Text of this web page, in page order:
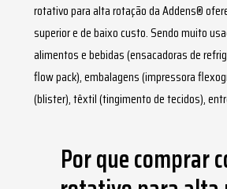
rotativo para alta rotaçãoda Addens®
superior e de baixo custo. Sendo muito
alimentos e bebidas (ensacadoras de
flow pack), embalagens (impressora
(blister), têxtil (tingimento de tecidos),
Por que comprar